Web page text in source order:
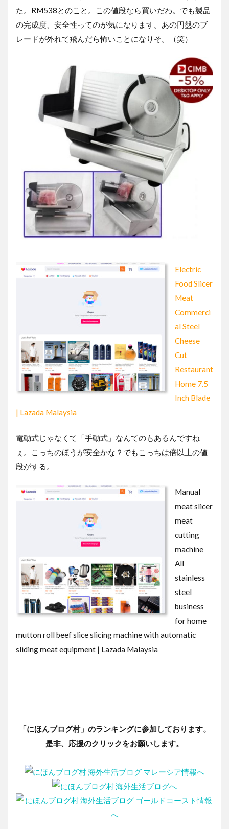
た。RM538とのこと。この値段なら買いだわ。でも製品
の完成度、安全性ってのが気になります。あの円盤のブ
レードが外れて飛んだら怖いことになりそ。（笑）
Electric
Food Slicer
Meat
Commerci
al Steel
Cheese
Cut
Restaurant
Home 7.5
Inch Blade
| Lazada Malaysia
電動式じゃなくて「手動式」なんてのもあるんですね
ぇ。こっちのほうが安全かな？でもこっちは倍以上の値
段がする。
Manual
meat slicer
meat
cutting
machine
All
stainless
steel
business
for home
mutton roll beef slice slicing machine with automatic
sliding meat equipment | Lazada Malaysia
「にほんブログ村」のランキングに参加しております。
是非、応援のクリックをお願いします。